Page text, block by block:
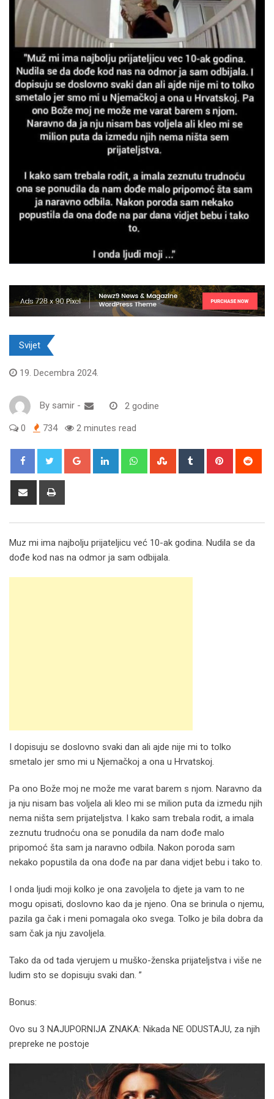
Svijet
19. Decembra 2024.
By samir - 2 godine
0 734 2 minutes read
Google+ LinkedIn WhatsappStumbleUpon
Tumblr Pinterest
Share
Muz mi ima najbolju prijateljicu već 10-ak godina. Nudila se da
dođe kod nas na odmor ja sam odbijala.
I dopisuju se doslovno svaki dan ali ajde nije mi to tolko
smetalo jer smo mi u Njemačkoj a ona u Hrvatskoj.
Pa ono Bože moj ne može me varat barem s njom. Naravno da
ja nju nisam bas voljela ali kleo mi se milion puta da izmedu njih
nema ništa sem prijateljstva. I kako sam trebala rodit, a imala
zeznutu trudnoću ona se ponudila da nam dođe malo
pripomoć šta sam ja naravno odbila. Nakon poroda sam
nekako popustila da ona dođe na par dana vidjet bebu i tako to.
I onda ljudi moji kolko je ona zavoljela to djete ja vam to ne
mogu opisati, doslovno kao da je njeno. Ona se brinula o njemu,
pazila ga čak i meni pomagala oko svega. Tolko je bila dobra da
sam čak ja nju zavoljela.
Tako da od tada vjerujem u muško-ženska prijateljstva i više ne
ludim sto se dopisuju svaki dan. ”
Bonus:
Ovo su 3 NAJUPORNIJA ZNAKA: Nikada NE ODUSTAJU, za njih
prepreke ne postoje